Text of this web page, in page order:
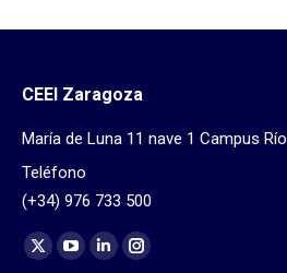
CEEI Zaragoza
María de Luna 11 nave 1 Campus
Teléfono
(+34) 976 733 500
Find us on:
X
YouTube
LinkedinInstagram